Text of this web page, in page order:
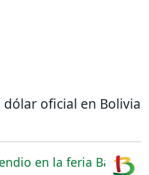
oficial en Bolivia